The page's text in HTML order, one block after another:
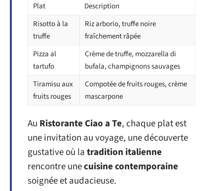
Plat
Description
Risotto à la
truffe
Riz arborio, truffe noire
fraîchement râpée
Pizza al
tartufo
Crème de truffe, mozzarella di
bufala, champignons sauvages
Tiramisu aux
fruits rouges
Compotée de fruits rouges, crème
mascarpone
Au Ristorante Ciao a Te, chaque plat est
une invitation au voyage, une découverte
gustative où latradition italienne
rencontre unecuisine contemporaine
soignée et audacieuse.